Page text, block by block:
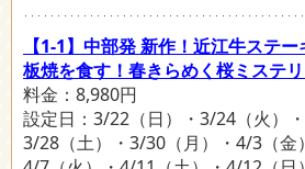
【1-1】中部発 新作！近江牛ステ
板焼を食す！春きらめく桜ミステリ
料金：8,980円
設定日：3/22（日）・3/24（火）
3/28（土）・3/30（月）・4/3（金